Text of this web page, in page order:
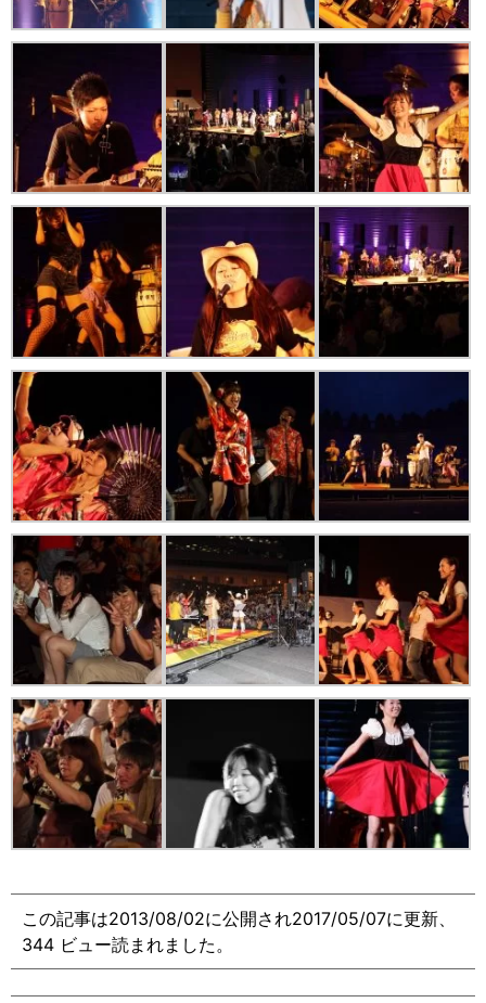
この記事は2013/08/02に公開され2017/05/07に更新、
344 ビュー読まれました。